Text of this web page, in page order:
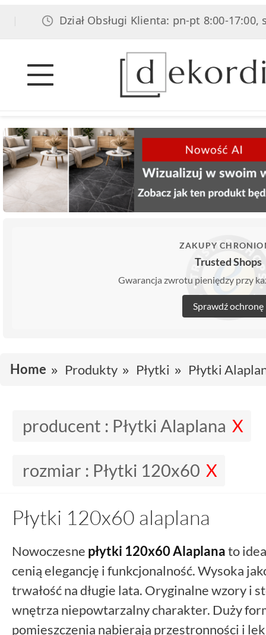
Dział Obsługi Klienta: pn-pt 8:00-17:00,
ZAKUPY
Trusted Shops
Gwarancja zwrotu pieniędzy przy
Sprawdź ochronę
Home Produkty Płytki Płytki
producent : Płytki Alaplana
rozmiar : Płytki 120x60
Płytki 120x60 alaplana
Nowoczesne płytki 120x60Alaplanato
cenią elegancję i funkcjonalność. Wysoka
trwałość na długie lata. Oryginalne wzory i
wnętrza niepowtarzalny charakter. Duży
pomieszczenia nabierają przestronności i